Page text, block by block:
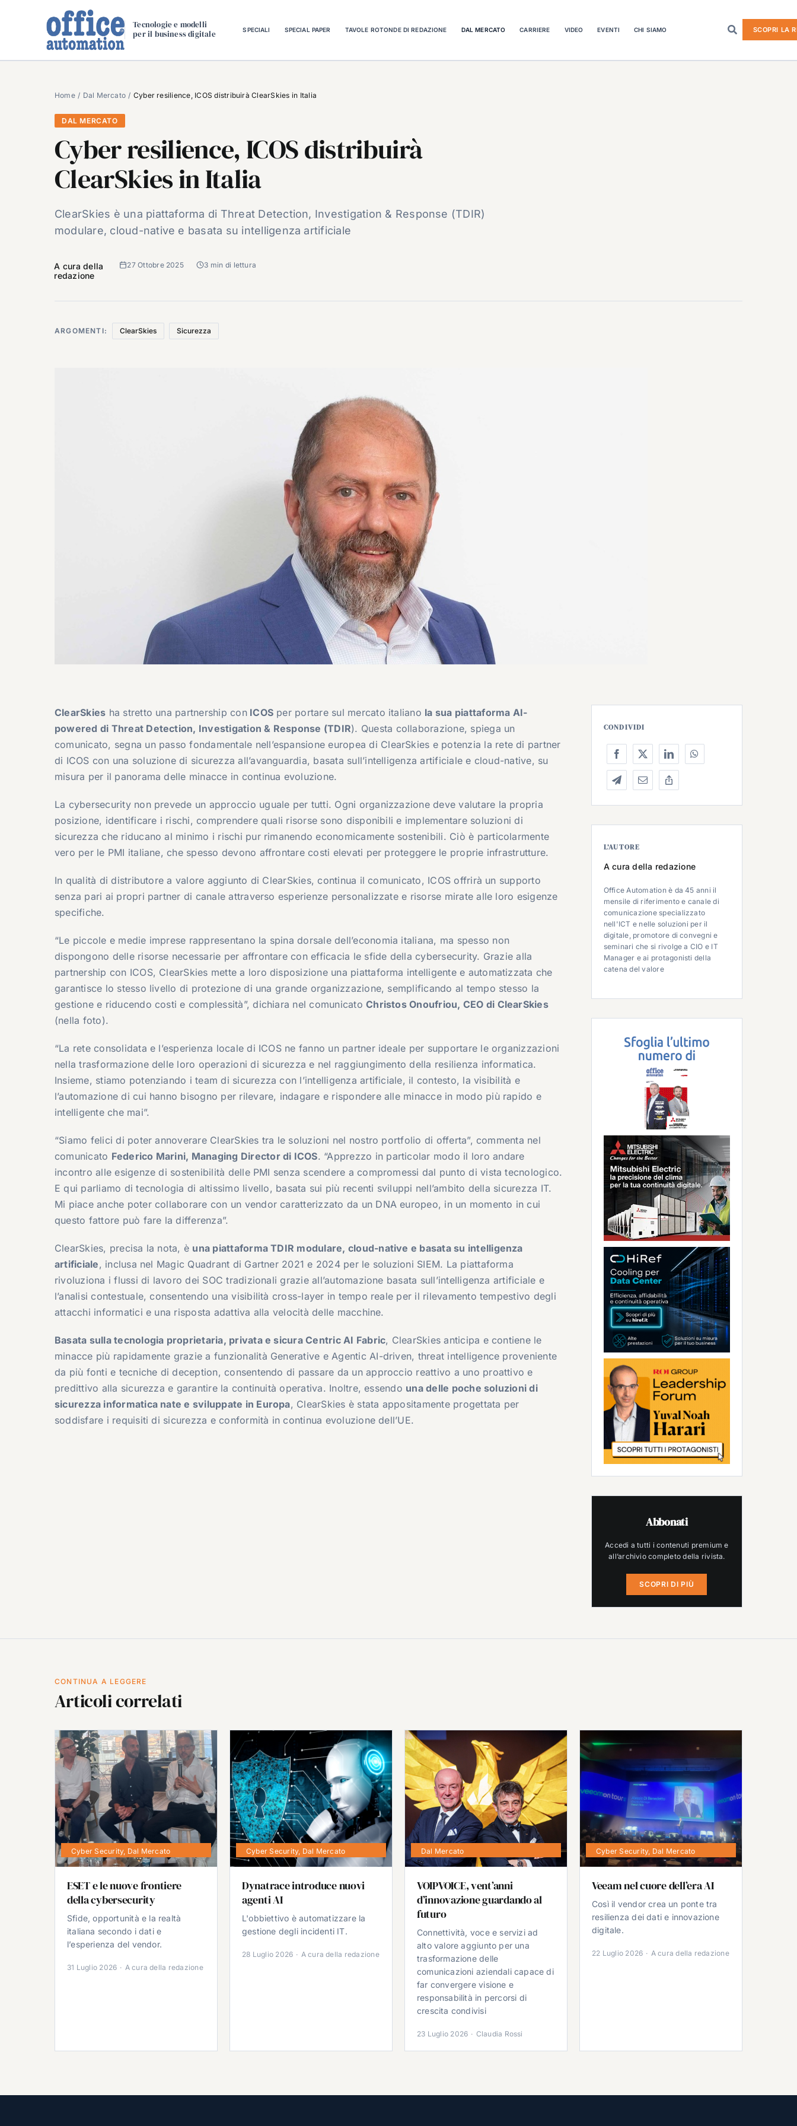
Tecnologie e modelli
per il business digitale
SPECIALI SPECIAL PAPER TAVOLE ROTONDE DI REDAZIONE DAL MERCATO CARRIERE VIDEO EVENTI CHI SIAMO SCOPRI LA
Home Dal Mercato Cyber resilience, ICOS distribuirà ClearSkies in Italia
DAL MERCATO
Cyber resilience, ICOS distribuirà
ClearSkies in Italia
ClearSkies è una piattaforma di Threat Detection, Investigation & Response (TDIR)
modulare, cloud-native e basata su intelligenza artificiale
A cura della
redazione
27 Ottobre 2025 3 min di lettura
ARGOMENTI: ClearSkies Sicurezza
ClearSkies ha stretto una partnership conICOS per portare sul mercato italiano la sua piattaforma AI-
powered di Threat Detection, Investigation & Response (TDIR). Questa collaborazione, spiega un
comunicato, segna un passo fondamentale nell’espansione europea di ClearSkies e potenzia la rete di partner
di ICOS con una soluzione di sicurezza all’avanguardia, basata sull’intelligenza artificiale e cloud-native, su
misura per il panorama delle minacce in continua evoluzione.
La cybersecurity non prevede un approccio uguale per tutti. Ogni organizzazione deve valutare la propria
posizione, identificare i rischi, comprendere quali risorse sono disponibili e implementare soluzioni di
sicurezza che riducano al minimo i rischi pur rimanendo economicamente sostenibili. Ciò è particolarmente
vero per le PMI italiane, che spesso devono affrontare costi elevati per proteggere le proprie infrastrutture.
In qualità di distributore a valore aggiunto di ClearSkies, continua il comunicato, ICOS offrirà un supporto
senza pari ai propri partner di canale attraverso esperienze personalizzate e risorse mirate alle loro esigenze
specifiche.
“Le piccole e medie imprese rappresentano la spina dorsale dell’economia italiana, ma spesso non
dispongono delle risorse necessarie per affrontare con efficacia le sfide della cybersecurity. Grazie alla
partnership con ICOS, ClearSkies mette a loro disposizione una piattaforma intelligente e automatizzata che
garantisce lo stesso livello di protezione di una grande organizzazione, semplificando al tempo stesso la
gestione e riducendo costi e complessità”, dichiara nel comunicatoChristos Onoufriou, CEO di ClearSkies
(nella foto).
“La rete consolidata e l’esperienza locale di ICOS ne fanno un partner ideale per supportare le organizzazioni
nella trasformazione delle loro operazioni di sicurezza e nel raggiungimento della resilienza informatica.
Insieme, stiamo potenziando i team di sicurezza con l’intelligenza artificiale, il contesto, la visibilità e
l’automazione di cui hanno bisogno per rilevare, indagare e rispondere alle minacce in modo più rapido e
intelligente che mai”.
“Siamo felici di poter annoverare ClearSkies tra le soluzioni nel nostro portfolio di offerta”, commenta nel
comunicato Federico Marini, Managing Director di ICOS. “Apprezzo in particolar modo il loro andare
incontro alle esigenze di sostenibilità delle PMI senza scendere a compromessi dal punto di vista tecnologico.
E qui parliamo di tecnologia di altissimo livello, basata sui più recenti sviluppi nell’ambito della sicurezza IT.
Mi piace anche poter collaborare con un vendor caratterizzato da un DNA europeo, in un momento in cui
questo fattore può fare la differenza”.
ClearSkies, precisa la nota, è una piattaforma TDIR modulare, cloud-native e basata su intelligenza
artificiale, inclusa nel Magic Quadrant di Gartner 2021 e 2024 per le soluzioni SIEM. La piattaforma
rivoluziona i flussi di lavoro dei SOC tradizionali grazie all’automazione basata sull’intelligenza artificiale e
l’analisi contestuale, consentendo una visibilità cross-layer in tempo reale per il rilevamento tempestivo degli
attacchi informatici e una risposta adattiva alla velocità delle macchine.
Basata sulla tecnologia proprietaria, privata e sicura Centric AI Fabric, ClearSkies anticipa e contiene le
minacce più rapidamente grazie a funzionalità Generative e Agentic AI-driven, threat intelligence proveniente
da più fonti e tecniche di deception, consentendo di passare da un approccio reattivo a uno proattivo e
predittivo alla sicurezza e garantire la continuità operativa. Inoltre, essendo una delle poche soluzioni di
sicurezza informatica nate e sviluppate in Europa, ClearSkies è stata appositamente progettata per
soddisfare i requisiti di sicurezza e conformità in continua evoluzione dell’UE.
CONDIVIDI
L’AUTORE
A cura della redazione
Office Automation è da 45 anni il
mensile di riferimento e canale di
comunicazione specializzato
nell'ICT e nelle soluzioni per il
digitale, promotore di convegni e
seminari che si rivolge a CIO e IT
Manager e ai protagonisti della
catena del valore
Abbonati
Accedi a tutti i contenuti premium e
all’archivio completo della rivista.
SCOPRI DI PIÙ
CONTINUA A LEGGERE
Articoli correlati
Cyber Security, Dal Mercato
ESET e le nuove frontiere
della cybersecurity
Sfide, opportunità e la realtà
italiana secondo i dati e
l’esperienza del vendor.
31 Luglio 2026 · A cura della redazione
Cyber Security, Dal Mercato
Dynatrace introduce nuovi
agenti AI
L'obbiettivo è automatizzare la
gestione degli incidenti IT.
28 Luglio 2026 · A cura della redazione
Dal Mercato
VOIPVOICE, vent’anni
d’innovazione guardando al
futuro
Connettività, voce e servizi ad
alto valore aggiunto per una
trasformazione delle
comunicazioni aziendali capace di
far convergere visione e
responsabilità in percorsi di
crescita condivisi
23 Luglio 2026 · Claudia Rossi
Cyber Security, Dal Mercato
Veeam nel cuore dell’era AI
Così il vendor crea un ponte tra
resilienza dei dati e innovazione
digitale.
22 Luglio 2026 · A cura della redazione